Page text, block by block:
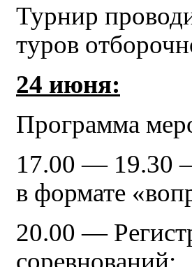
Турнир
туров
24 июня:
Программа
17.00 — 19.30
в формате
20.00 —
соревнований;